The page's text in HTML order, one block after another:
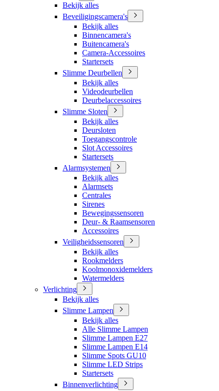
Bekijk alles
Beveiligingscamera's
Bekijk alles
Binnencamera's
Buitencamera's
Camera-Accessoires
Startersets
Slimme Deurbellen
Bekijk alles
Videodeurbellen
Deurbelaccessoires
Slimme Sloten
Bekijk alles
Deursloten
Toegangscontrole
Slot Accessoires
Startersets
Alarmsystemen
Bekijk alles
Alarmsets
Centrales
Sirenes
Bewegingssensoren
Deur- & Raamsensoren
Accessoires
Veiligheidssensoren
Bekijk alles
Rookmelders
Koolmonoxidemelders
Watermelders
Verlichting
Bekijk alles
Slimme Lampen
Bekijk alles
Alle Slimme Lampen
Slimme Lampen E27
Slimme Lampen E14
Slimme Spots GU10
Slimme LED Strips
Startersets
Binnenverlichting